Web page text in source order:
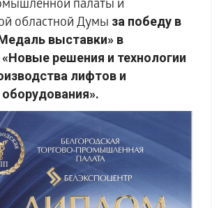
палаты и
областной Думы за победу в
выставки» в
решения и технологии
лифтов и